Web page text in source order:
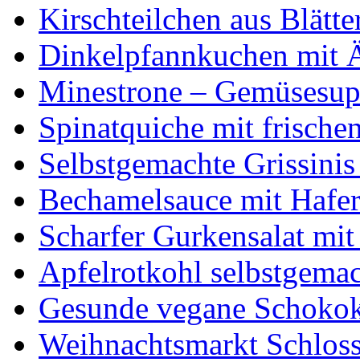
Kirschteilchen aus
Dinkelpfannkuchen mit
Minestrone –
Spinatquiche mit
Selbstgemachte
Bechamelsauce mit
Scharfer Gurkensalat
Apfelrotkohl
Gesunde vegane
Weihnachtsmarkt